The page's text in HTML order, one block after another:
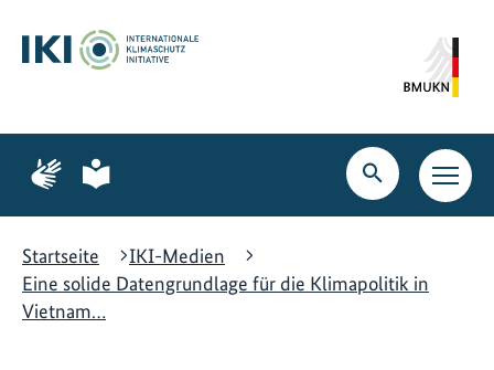
Hauptinhalt
springen
Suche
springen
Hauptnavigation
springen
Zur
Seite
Gebärdensprache
Zur
Seite
leichte
Suche
öffnen
Startseite
IKI-Medien
Eine solide Datengrundlage für die Klimapolitik in
Vietnam…